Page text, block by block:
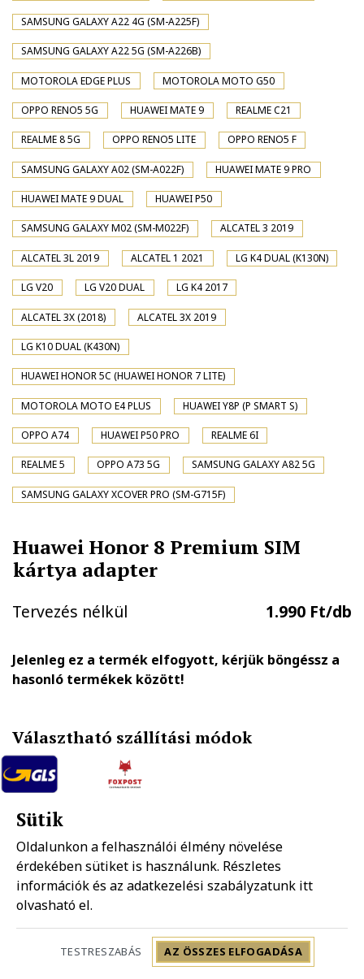
SAMSUNG GALAXY A22 4G (SM-A225F)
SAMSUNG GALAXY A22 5G (SM-A226B)
MOTOROLA EDGE PLUS MOTOROLA MOTO G50
OPPO RENO5 5G HUAWEI MATE 9 REALME C21
REALME 8 5G OPPO RENO5 LITE OPPO RENO5 F
SAMSUNG GALAXY A02 (SM-A022F) HUAWEI MATE 9 PRO
HUAWEI MATE 9 DUAL HUAWEI P50
SAMSUNG GALAXY M02 (SM-M022F) ALCATEL 3 2019
ALCATEL 3L 2019 ALCATEL 1 2021 LG K4 DUAL (K130N)
LG V20 LG V20 DUAL LG K4 2017
ALCATEL 3X (2018) ALCATEL 3X 2019
LG K10 DUAL (K430N)
HUAWEI HONOR 5C (HUAWEI HONOR 7 LITE)
MOTOROLA MOTO E4 PLUS HUAWEI Y8P (P SMART S)
OPPO A74 HUAWEI P50 PRO REALME 6I
REALME 5 OPPO A73 5G SAMSUNG GALAXY A82 5G
SAMSUNG GALAXY XCOVER PRO (SM-G715F)
Huawei Honor 8 Premium SIM
kártya adapter
Tervezés nélkül 1.990 Ft/db
Jelenleg ez a termék elfogyott, kérjük böngéssz a
hasonló termékek között!
Választható szállítási módok
1.890 Ft
Mpl házhozszállítás
1.990 Ft
Mpl postapont
Szállítás: 2-5 munkanap
Sütik
Oldalunkon a felhasználói élmény növelése
érdekében sütiket is használunk. Részletes
információk és az adatkezelési szabályzatunk itt
olvasható el.
TESTRESZABÁS AZ ÖSSZES ELFOGADÁSA